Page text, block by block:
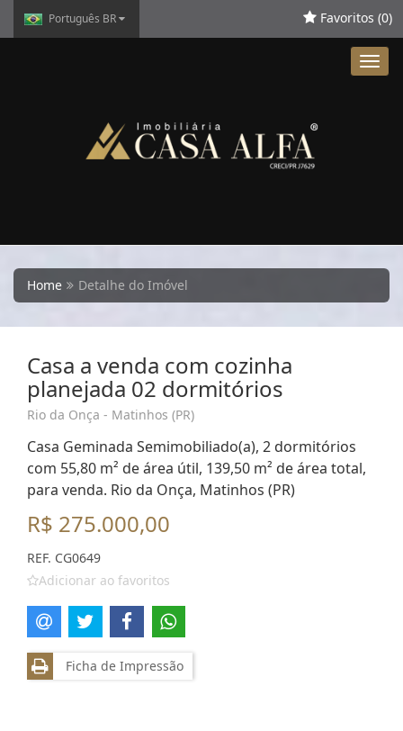
Português BR Favoritos (0)
Home Detalhe do Imóvel
Casa a venda com cozinha
planejada 02 dormitórios
Rio da Onça - Matinhos (PR)
Casa Geminada Semimobiliado(a), 2 dormitórios
com 55,80 m² de área útil, 139,50 m² de área total,
para venda. Rio da Onça, Matinhos (PR)
R$ 275.000,00
REF. CG0649
Adicionar ao favoritos
Ficha de Impressão